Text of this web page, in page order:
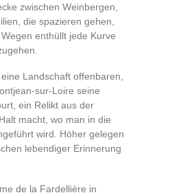
zwischen Weinbergen,
die spazieren gehen,
enthüllt jede Kurve
Landschaft offenbaren,
sur-Loire seine
ein Relikt aus der
macht, wo man in die
wird. Höher gelegen
lebendiger Erinnerung
de la Fardellière in